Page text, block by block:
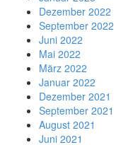
Dezember 2022
September 2022
Juni 2022
Mai 2022
März 2022
Januar 2022
Dezember 2021
September 2021
August 2021
Juni 2021